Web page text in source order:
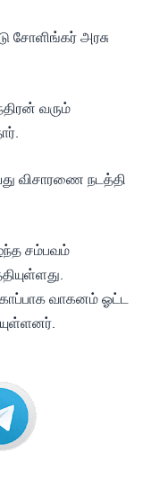
சோளிங்கர் அரசு
வரும்
விசாரணை நடத்தி
சம்பவம்
வாகனம் ஓட்ட